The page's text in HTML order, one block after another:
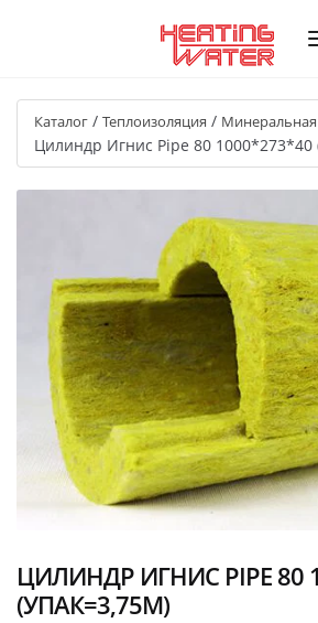
Каталог / Теплоизоляция / Минеральная
Цилиндр Игнис Pipe 80 1000*273*40
ЦИЛИНДР ИГНИС PIPE 80
(УПАК=3,75М)